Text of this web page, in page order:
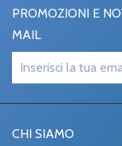
PROMOZIONI E
MAIL
CHI SIAMO